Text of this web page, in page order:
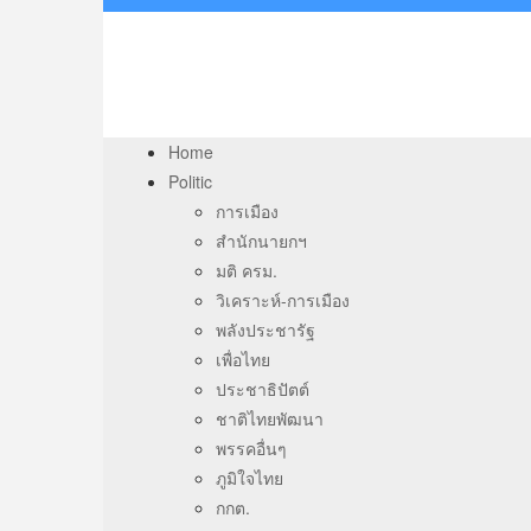
Home
Politic
การเมือง
สำนักนายกฯ
มติ ครม.
วิเคราะห์-การเมือง
พลังประชารัฐ
เพื่อไทย
ประชาธิปัตต์
ชาติไทยพัฒนา
พรรคอื่นๆ
ภูมิใจไทย
กกต.